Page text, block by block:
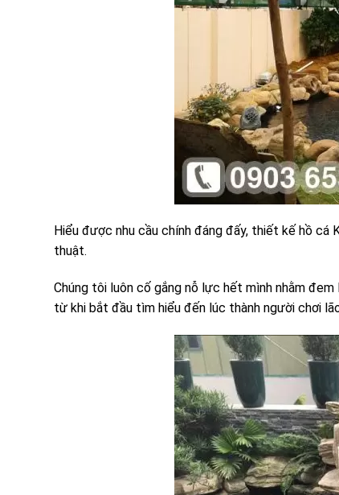
Hiểu được nhu cầu chính đáng đấy, thiết kế hồ cá
thuật.
Chúng tôi luôn cố gắng nỗ lực hết mình nhằm
từ khi bắt đầu tìm hiểu đến lúc thành người chơi